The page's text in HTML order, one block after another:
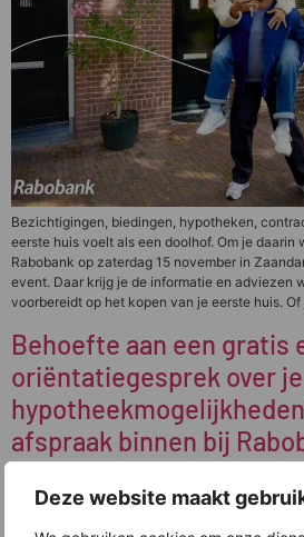
Deze website maakt
Bezichtigingen, biedingen, hypotheken,
eerste huis voelt als een doolhof. Om je
Rabobank op zaterdag 15 november in
event. Daar krijg je de informatie en adviezen
voorbereidt op het kopen van je eerste huis.
Behoefte aan een gratis
oriëntatiegesprek over je
afspraak binnen bij